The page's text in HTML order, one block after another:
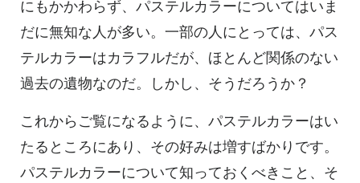
にもかかわらず、パステルカラーについてはいま
だに無知な人が多い。一部の人にとっては、パス
テルカラーはカラフルだが、ほとんど関係のない
過去の遺物なのだ。しかし、そうだろうか？
これからご覧になるように、パステルカラーはい
たるところにあり、その好みは増すばかりです。
パステルカラーについて知っておくべきこと、そ